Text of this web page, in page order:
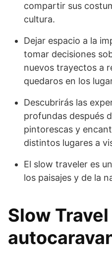
compartir sus
cultura.
Dejar espacio a la
tomar decisiones
nuevos trayectos a
quedaros en los
Descubrirás las
profundas después
pintorescas y
distintos lugares a
El slow traveler es
los paisajes y de la
Slow